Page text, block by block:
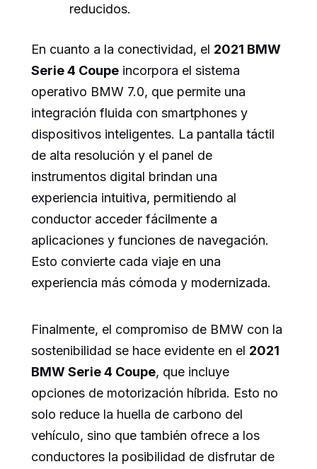
reducidos.
En cuanto a la conectividad, el 2021 BMW
Serie 4 Coupe incorpora el sistema
operativo BMW 7.0, que permite una
integración fluida con smartphones y
dispositivos inteligentes. La pantalla táctil
de alta resolución y el panel de
instrumentos digital brindan una
experiencia intuitiva, permitiendo al
conductor acceder fácilmente a
aplicaciones y funciones de navegación.
Esto convierte cada viaje en una
experiencia más cómoda y modernizada.
Finalmente, el compromiso de BMW con la
sostenibilidad se hace evidente en el 2021
BMW Serie 4 Coupe, que incluye
opciones de motorización híbrida. Esto no
solo reduce la huella de carbono del
vehículo, sino que también ofrece a los
conductores la posibilidad de disfrutar de